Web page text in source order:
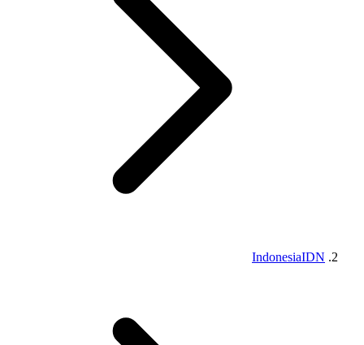
IndonesiaIDN